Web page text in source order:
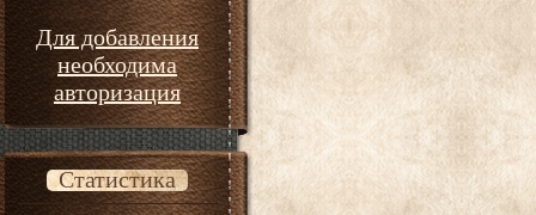
Для добавления
необходима
авторизация
Статистика